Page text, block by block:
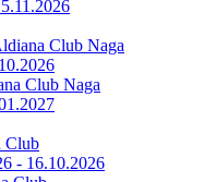
Club Naga
Club Naga
Club
- 16.10.2026